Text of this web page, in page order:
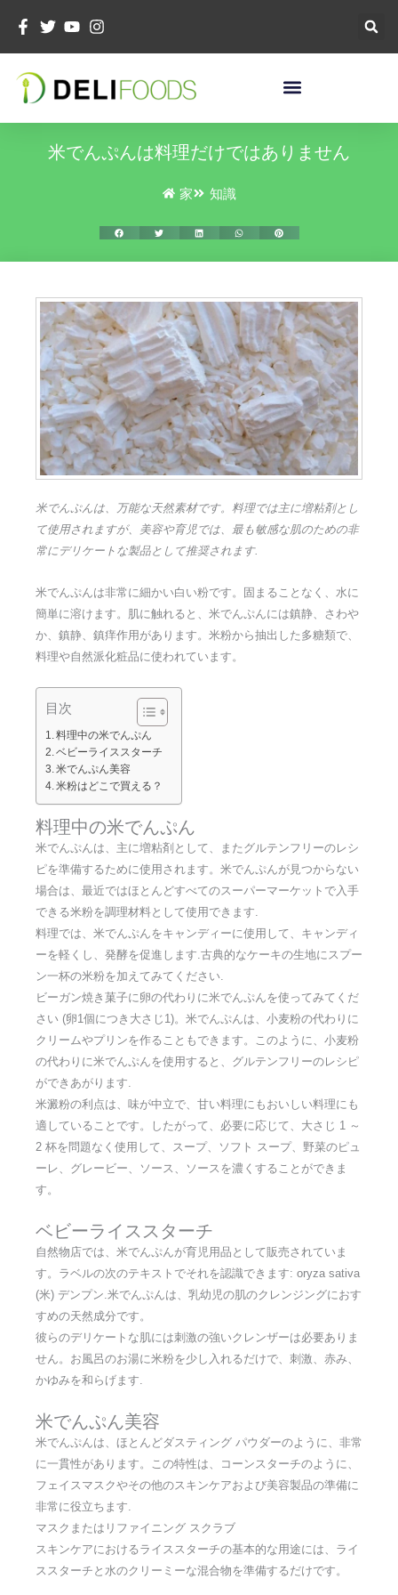
テ
米でんぷんは料理だけではありません
家 知識
米でんぷんは、万能な天然素材です。料理では主に増粘剤とし
て使用されますが、美容や育児では、最も敏感な肌のための非
常にデリケートな製品として推奨されます.
米でんぷんは非常に細かい白い粉です。固まることなく、水に
簡単に溶けます。肌に触れると、米でんぷんには鎮静、さわや
か、鎮静、鎮痒作用があります。米粉から抽出した多糖類で、
料理や自然派化粧品に使われています。
目次
料理中の米でんぷん
ベビーライススターチ
米でんぷん美容
米粉はどこで買える？
料理中の米でんぷん
米でんぷんは、主に増粘剤として、またグルテンフリーのレシ
ピを準備するために使用されます。米でんぷんが見つからない
場合は、最近ではほとんどすべてのスーパーマーケットで入手
できる米粉を調理材料として使用できます.
料理では、米でんぷんをキャンディーに使用して、キャンディ
ーを軽くし、発酵を促進します.古典的なケーキの生地にスプー
ン一杯の米粉を加えてみてください.
ビーガン焼き菓子に卵の代わりに米でんぷんを使ってみてくだ
さい (卵1個につき大さじ1)。米でんぷんは、小麦粉の代わりに
クリームやプリンを作ることもできます。このように、小麦粉
の代わりに米でんぷんを使用すると、グルテンフリーのレシピ
ができあがります.
米澱粉の利点は、味が中立で、甘い料理にもおいしい料理にも
適していることです。したがって、必要に応じて、大さじ 1 ～
2 杯を問題なく使用して、スープ、ソフト スープ、野菜のピュ
ーレ、グレービー、ソース、ソースを濃くすることができま
す。
ベビーライススターチ
自然物店では、米でんぷんが育児用品として販売されていま
す。ラベルの次のテキストでそれを認識できます: oryza sativa
(米) デンプン.米でんぷんは、乳幼児の肌のクレンジングにおす
すめの天然成分です。
彼らのデリケートな肌には刺激の強いクレンザーは必要ありま
せん。お風呂のお湯に米粉を少し入れるだけで、刺激、赤み、
かゆみを和らげます.
米でんぷん美容
米でんぷんは、ほとんどダスティング パウダーのように、非常
に一貫性があります。この特性は、コーンスターチのように、
フェイスマスクやその他のスキンケアおよび美容製品の準備に
非常に役立ちます.
マスクまたはリファイニング スクラブ
スキンケアにおけるライススターチの基本的な用途には、ライ
ススターチと水のクリーミーな混合物を準備するだけです。